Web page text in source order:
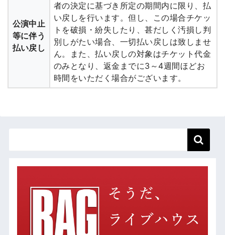
公演中止
等に伴う
払い戻し
者の決定に基づき所定の期間内に限り、払
い戻しを行います。但し、この場合チケッ
トを破損・紛失したり、甚だしく汚損し判
別しがたい場合、一切払い戻しは致しませ
ん。また、払い戻しの対象はチケット代金
のみとなり、返金までに3～4週間ほどお
時間をいただく場合がございます。